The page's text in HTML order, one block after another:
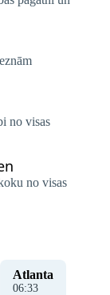
no visas
no visas
Atlanta
06:33